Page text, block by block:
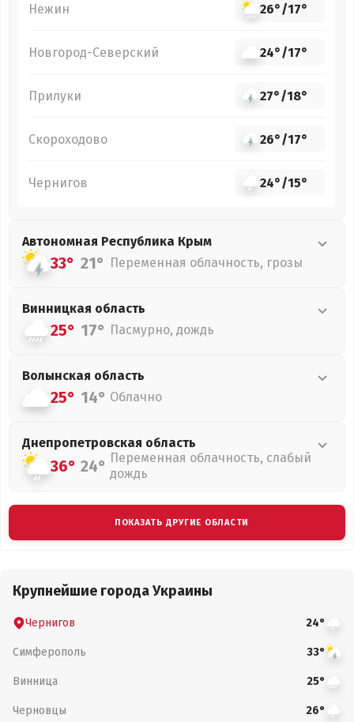
Нежин 26°/17°
Новгород-Северский 24°/17°
Прилуки 27°/18°
Скороходово 26°/17°
Чернигов 24°/15°
Автономная Республика Крым
33° 21° Переменная облачность, грозы
Винницкая область
25° 17° Пасмурно, дождь
Волынская область
25° 14° Облачно
Днепропетровская область
36° 24° Переменная облачность, слабый
дождь
ПОКАЗАТЬ ДРУГИЕ ОБЛАСТИ
Крупнейшие города Украины
Чернигов 24°
Симферополь 33°
Винница 25°
Черновцы 26°